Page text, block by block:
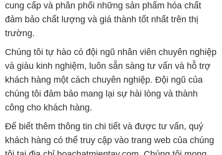
cung cấp và phân phối những sản phẩm hóa chất
đảm bảo chất lượng và giá thành tốt nhất trên thị
trường.
Chúng tôi tự hào có đội ngũ nhân viên chuyên nghiệp
và giàu kinh nghiệm, luôn sẵn sàng tư vấn và hỗ trợ
khách hàng một cách chuyên nghiệp. Đội ngũ của
chúng tôi đảm bảo mang lại sự hài lòng và thành
công cho khách hàng.
Để biết thêm thông tin chi tiết và được tư vấn, quý
khách hàng có thể truy cập vào trang web của chúng